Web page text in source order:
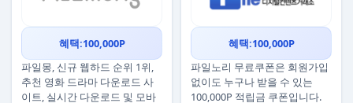
혜택:100,000P
파일몽, 신규 웹하드 순위 1위,
추천 영화 드라마 다운로드 사
이트, 실시간 다운로드 및 모바
혜택:100,000P
파일노리 무료쿠폰은 회원가입
없이도 누구나 받을 수 있는
100,000P 적립금 쿠폰입니다.